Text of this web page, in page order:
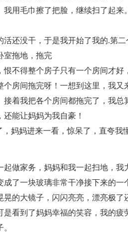
我用毛巾擦了把脸，继续扫了起
活还没干，于是我开始了我的.第
室拖地，拖完
恨不得整个房子只有一个房间才
个房间拖完呀！一想到这里，我
接着我把各个房间都拖完了，我
能让妈妈为我自豪！
妈妈进来一看，惊呆了，直夸我
起做家务，妈妈和我一起扫地，
成了一块玻璃非常干净接下来的
的大镜子，闪闪亮亮，漂亮极了
是看到了妈妈幸福的笑容，我的